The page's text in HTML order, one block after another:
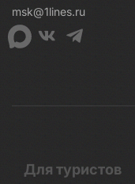
msk@1lines.ru
Для туристов